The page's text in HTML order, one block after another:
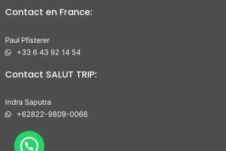
Contact en France:
Paul Pfisterer
+33 6 43 92 14 54
Contact SALUT TRIP:
Indra Saputra
+62822-9809-0066